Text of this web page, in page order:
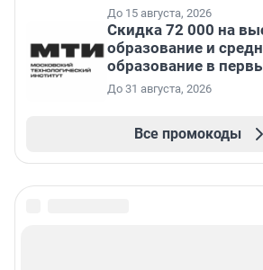
До 15 августа, 2026
Скидка 72 000 на
образование и
образование в
До 31 августа, 2026
Все промокоды